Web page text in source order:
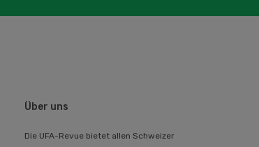
Über uns
Die UFA-Revue bietet allen Schweizer